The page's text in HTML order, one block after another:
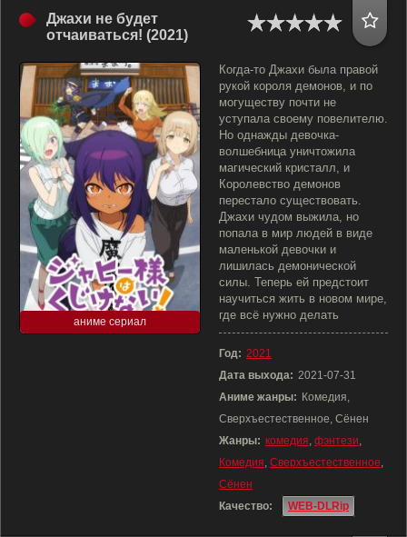
Джахи не будет
отчаиваться! (2021)
аниме сериал
Когда-то Джахи была правой
рукой короля демонов, и по
могуществу почти не
уступала своему повелителю.
Но однажды девочка-
волшебница уничтожила
магический кристалл, и
Королевство демонов
перестало существовать.
Джахи чудом выжила, но
попала в мир людей в виде
маленькой девочки и
лишилась демонической
силы. Теперь ей предстоит
научиться жить в новом мире,
где всё нужно делать
Год: 2021
Дата выхода: 2021-07-31
Аниме жанры: Комедия,
Сверхъестественное, Сёнен
Жанры: комедия, фэнтези,
Комедия, Сверхъестественное,
Сёнен
Качество:
WEB-DLRip